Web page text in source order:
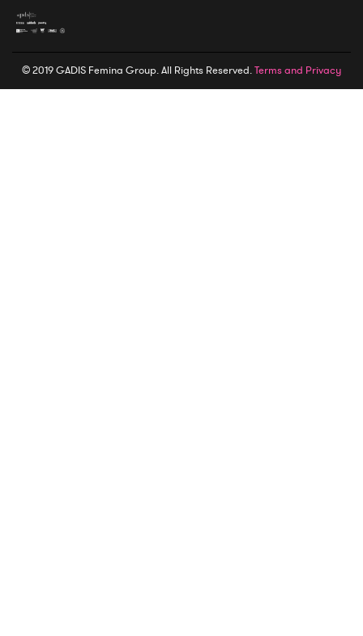
© 2019 GADIS Femina Group. All Rights Reserved.Terms and Privacy